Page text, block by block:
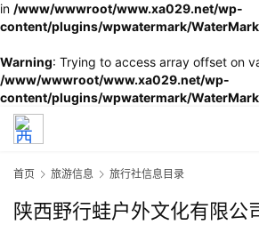
in /www/wwwroot/www.xa029.net/wp-
content/plugins/wpwatermark/
Warning: Trying to access array offset on
/www/wwwroot/www.xa029.net/wp-
content/plugins/wpwatermark/
首页 旅游信息 旅行社信息目录
陕西野行蛙户外文化有限公